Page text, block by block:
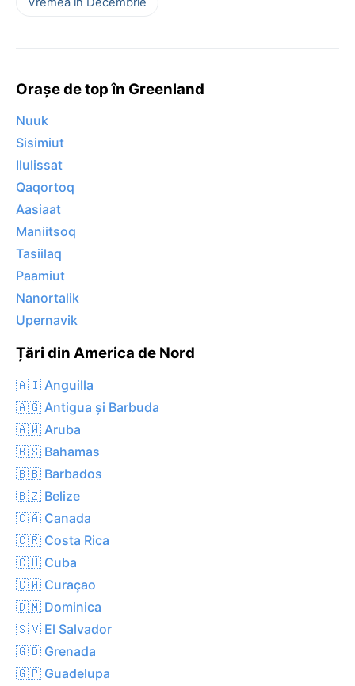
Orașe de top în Greenland
Nuuk
Sisimiut
Ilulissat
Qaqortoq
Aasiaat
Maniitsoq
Tasiilaq
Paamiut
Nanortalik
Upernavik
Țări din America de Nord
🇦🇮 Anguilla
🇦🇬 Antigua și Barbuda
🇦🇼 Aruba
🇧🇸 Bahamas
🇧🇧 Barbados
🇧🇿 Belize
🇨🇦 Canada
🇨🇷 Costa Rica
🇨🇺 Cuba
🇨🇼 Curaçao
🇩🇲 Dominica
🇸🇻 El Salvador
🇬🇩 Grenada
🇬🇵 Guadelupa